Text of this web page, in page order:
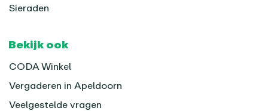
Sieraden
Bekijk ook
CODA Winkel
Vergaderen in Apeldoorn
Veelgestelde vragen